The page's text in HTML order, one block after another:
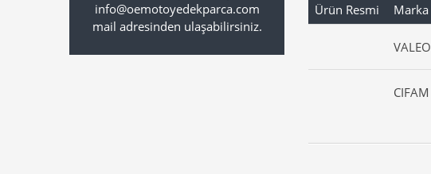
info@oemotoyedekparca.com
mail adresinden ulaşabilirsiniz.
Ürün Resmi Marka
VALEO
CIFAM